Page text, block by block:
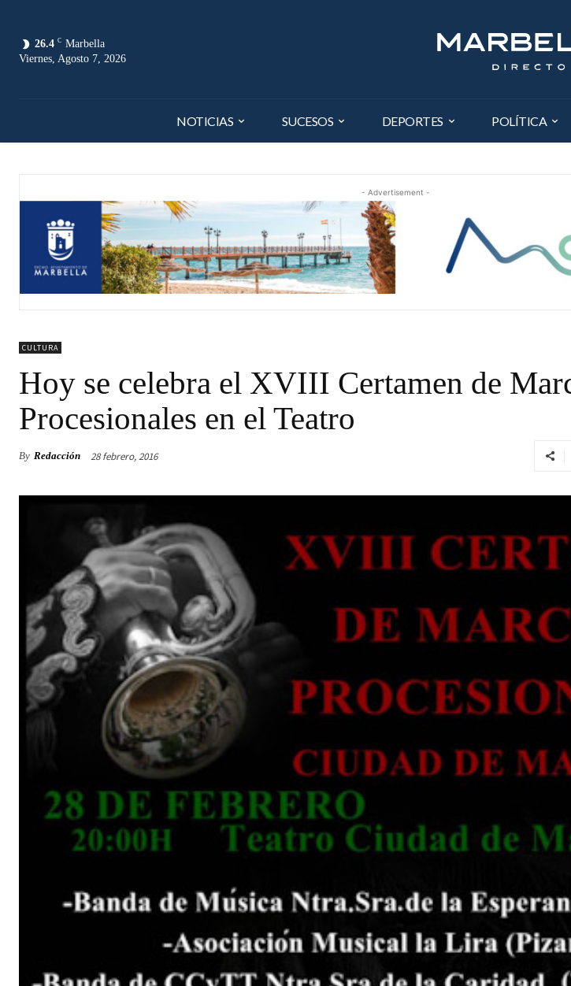
26.4 C Marbella
Viernes, Agosto 7, 2026
NOTICIAS SUCESOS DEPORTES POLÍTICA
- Advertisement -
CULTURA
Hoy se celebra el XVIII Certamen de
Procesionales en el Teatro
By Redacción 28 febrero, 2016